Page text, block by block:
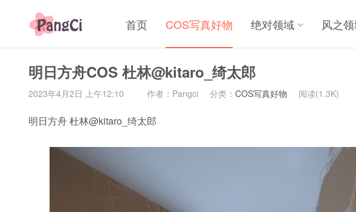
首页 COS写真好物 绝对领域 风之
明日方舟COS 杜林@kitaro_绮太郎
2023年4月2日 上午12:10 作者：Pangci 分类： COS写真好物 阅读(1.3K)
明日方舟 杜林@kitaro_绮太郎